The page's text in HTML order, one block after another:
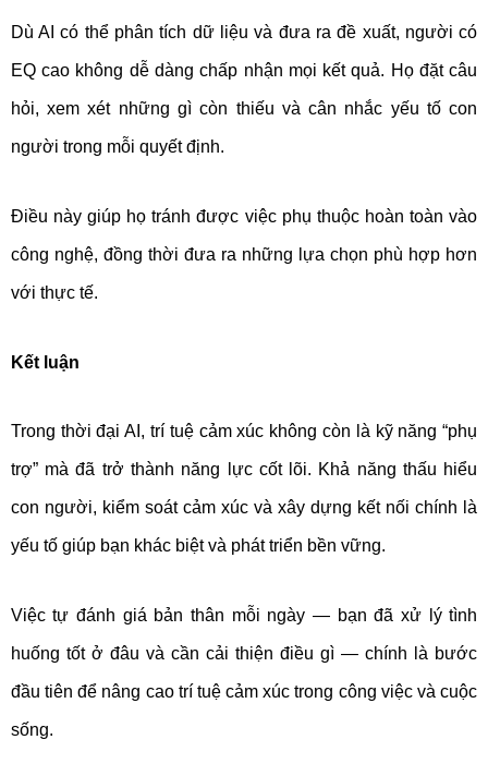
Dù AI có thể phân tích dữ liệu và đưa ra đề xuất, người có
EQ cao không dễ dàng chấp nhận mọi kết quả. Họ đặt câu
hỏi, xem xét những gì còn thiếu và cân nhắc yếu tố con
người trong mỗi quyết định.
Điều này giúp họ tránh được việc phụ thuộc hoàn toàn vào
công nghệ, đồng thời đưa ra những lựa chọn phù hợp hơn
với thực tế.
Kết luận
Trong thời đại AI, trí tuệ cảm xúc không còn là kỹ năng “phụ
trợ” mà đã trở thành năng lực cốt lõi. Khả năng thấu hiểu
con người, kiểm soát cảm xúc và xây dựng kết nối chính là
yếu tố giúp bạn khác biệt và phát triển bền vững.
Việc tự đánh giá bản thân mỗi ngày — bạn đã xử lý tình
huống tốt ở đâu và cần cải thiện điều gì — chính là bước
đầu tiên để nâng cao trí tuệ cảm xúc trong công việc và cuộc
sống.